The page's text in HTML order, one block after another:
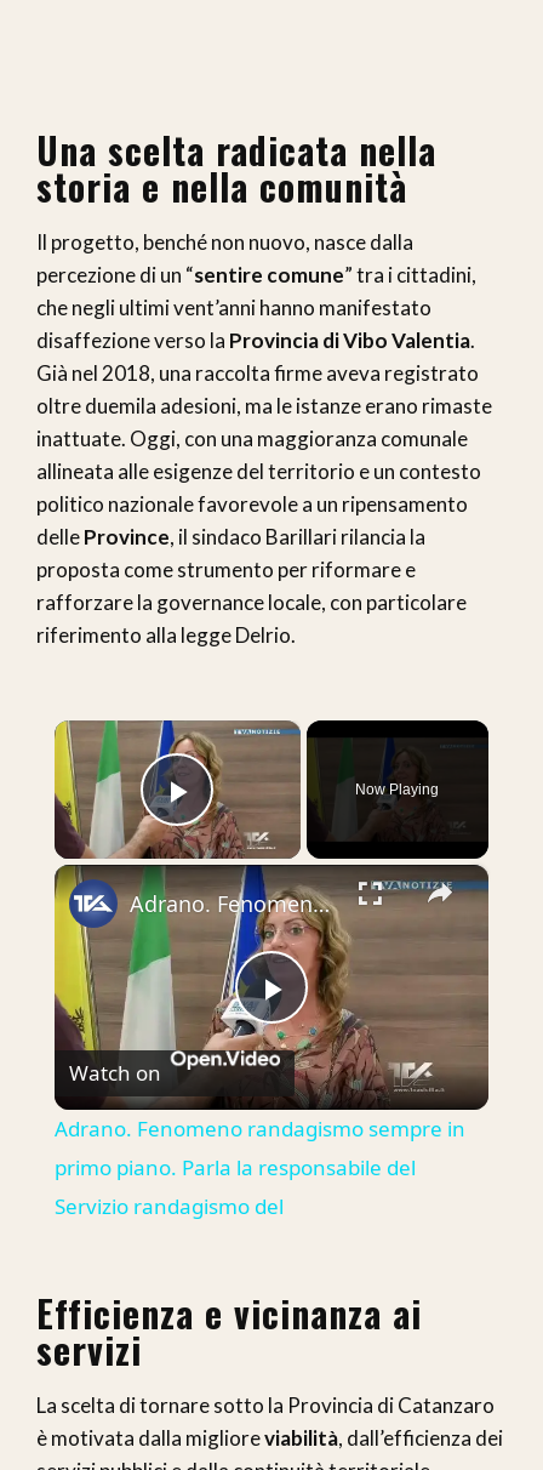
Una scelta radicata nella
storia e nella comunità
Il progetto, benché non nuovo, nasce dalla
percezione di un “sentire comune” tra i cittadini,
che negli ultimi vent’anni hanno manifestato
disaffezione verso la Provincia di Vibo Valentia.
Già nel 2018, una raccolta firme aveva registrato
oltre duemila adesioni, ma le istanze erano rimaste
inattuate. Oggi, con una maggioranza comunale
allineata alle esigenze del territorio e un contesto
politico nazionale favorevole a un ripensamento
delleProvince, il sindaco Barillari rilancia la
proposta come strumento per riformare e
rafforzare la governance locale, con particolare
riferimento alla legge Delrio.
×
Play Video
Now Playing
×
Play
Video
Adrano. Fenomeno randagismo sempre in primo piano. Parla la responsabile del Servizio randagismo del
Watch on
Adrano. Fenomeno randagismo sempre in
primo piano. Parla la responsabile del
Servizio randagismo del
Efficienza e vicinanza ai
servizi
La scelta di tornare sotto la Provincia di Catanzaro
è motivata dalla miglioreviabilità, dall’efficienza dei